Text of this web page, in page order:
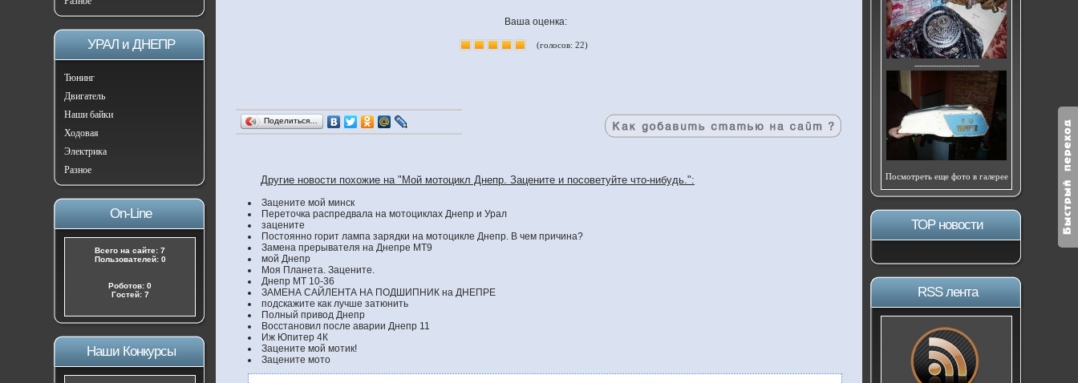
УРАЛ и ДНЕПР
Тюнинг
Двигатель
Наши байки
Ходовая
Электрика
Разное
On-Line
Всего на сайте: 7
Пользователей: 0
Роботов: 0
Гостей: 7
Наши Конкурсы
Ваша оценка:
(голосов: 22)
Поделиться…
Другие новости похожие на "Мой мотоцикл Днепр. Зацените и посоветуйте что-нибудь.":
Зацените мой минск
Переточка распредвала на мотоциклах Днепр и Урал
зацените
Постоянно горит лампа зарядки на мотоцикле Днепр. В чем причина?
Замена прерывателя на Днепре МТ9
мой Днепр
Моя Планета. Зацените.
Днепр МТ 10-36
ЗАМЕНА САЙЛЕНТА НА ПОДШИПНИК на ДНЕПРЕ
подскажите как лучше затюнить
Полный привод Днепр
Восстановил после аварии Днепр 11
Иж Юпитер 4К
Зацените мой мотик!
Зацените мото
---------------------------
Посмотреть еще фото в галерее
ТОР новости
RSS лента